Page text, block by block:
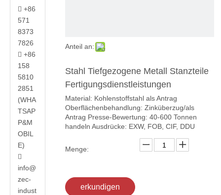
 +86
571
8373
7826
 +86
158
5810
2851
(WHA
TSAP
P&M
OBIL
E)

info@
zec-
indust
Anteil an:
Stahl Tiefgezogene Metall Stanzteile
Fertigungsdienstleistungen
Material: Kohlenstoffstahl als Antrag
Oberflächenbehandlung: Zinküberzug/als
Antrag Presse-Bewertung: 40-600 Tonnen
handeln Ausdrücke: EXW, FOB, CIF, DDU
Menge:
erkundigen